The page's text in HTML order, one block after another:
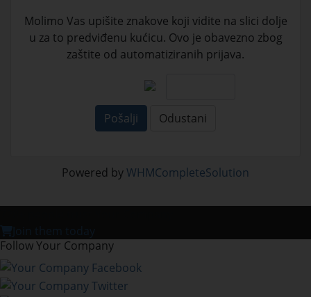
Molimo Vas upišite znakove koji vidite na slici dolje
u za to predviđenu kućicu. Ovo je obavezno zbog
zaštite od automatiziranih prijava.
Pošalji Odustani
Powered byWHMCompleteSolution
Follow Your Company